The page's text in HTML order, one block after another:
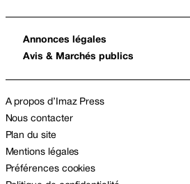
Annonces légales
Avis & Marchés publics
A propos d’Imaz Press
Nous contacter
Plan du site
Mentions légales
Préférences cookies